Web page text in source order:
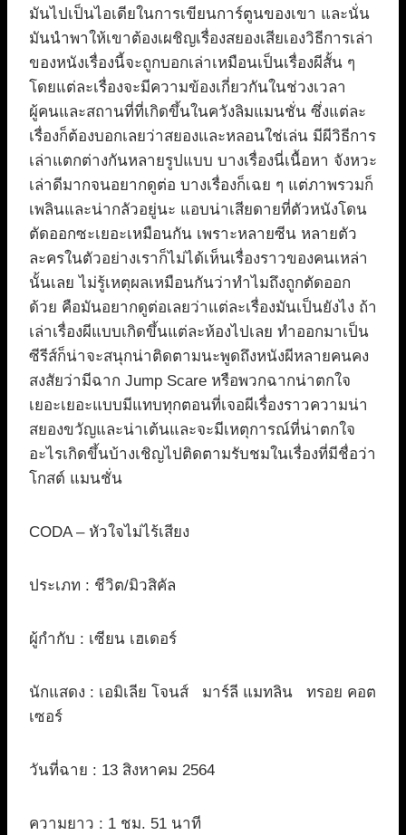
มันไปเป็นไอเดียในการเขียนการ์ตูนของเขา และนั่น
มันนำพาให้เขาต้องเผชิญเรื่องสยองเสียเองวิธีการเล่า
ของหนังเรื่องนี้จะถูกบอกเล่าเหมือนเป็นเรื่องผีสั้น ๆ
โดยแต่ละเรื่องจะมีความข้องเกี่ยวกันในช่วงเวลา
ผู้คนและสถานที่ที่เกิดขึ้นในควังลิมแมนชั่น ซึ่งแต่ละ
เรื่องก็ต้องบอกเลยว่าสยองและหลอนใช่เล่น มีผีวิธีการ
เล่าแตกต่างกันหลายรูปแบบ บางเรื่องนี่เนื้อหา จังหวะ
เล่าดีมากจนอยากดูต่อ บางเรื่องก็เฉย ๆ แต่ภาพรวมก็
เพลินและน่ากลัวอยู่นะ แอบน่าเสียดายที่ตัวหนังโดน
ตัดออกซะเยอะเหมือนกัน เพราะหลายซีน หลายตัว
ละครในตัวอย่างเราก็ไม่ได้เห็นเรื่องราวของคนเหล่า
นั้นเลย ไม่รู้เหตุผลเหมือนกันว่าทำไมถึงถูกตัดออก
ด้วย คือมันอยากดูต่อเลยว่าแต่ละเรื่องมันเป็นยังไง ถ้า
เล่าเรื่องผีแบบเกิดขึ้นแต่ละห้องไปเลย ทำออกมาเป็น
ซีรีส์ก็น่าจะสนุกน่าติดตามนะพูดถึงหนังผีหลายคนคง
สงสัยว่ามีฉาก Jump Scare หรือพวกฉากน่าตกใจ
เยอะเยอะแบบมีแทบทุกตอนที่เจอผีเรื่องราวความน่า
สยองขวัญและน่าเต้นและจะมีเหตุการณ์ที่น่าตกใจ
อะไรเกิดขึ้นบ้างเชิญไปติดตามรับชมในเรื่องที่มีชื่อว่า
โกสต์ แมนชั่น
CODA – หัวใจไม่ไร้เสียง
ประเภท : ชีวิต/มิวสิคัล
ผู้กำกับ : เซียน เฮเดอร์
นักแสดง : เอมิเลีย โจนส์ มาร์ลี แมทลิน ทรอย คอต
เซอร์
วันที่ฉาย : 13 สิงหาคม 2564
ความยาว : 1 ชม. 51 นาที